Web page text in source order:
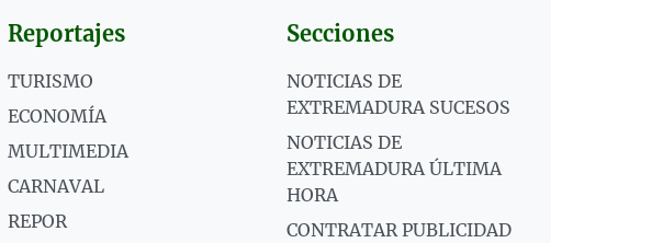
Reportajes
TURISMO
ECONOMÍA
MULTIMEDIA
CARNAVAL
REPOR
Secciones
NOTICIAS DE
EXTREMADURA SUCESOS
NOTICIAS DE
EXTREMADURA ÚLTIMA
HORA
CONTRATAR PUBLICIDAD